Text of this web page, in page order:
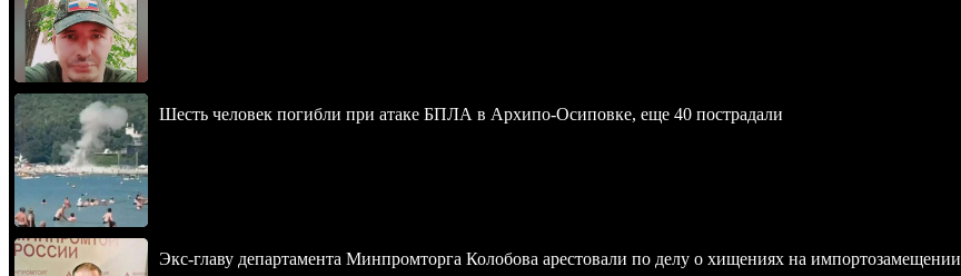
Шесть человек погибли при атаке БПЛА в Архипо-Осиповке, еще 40 пострадали
Экс-главу департамента Минпромторга Колобова арестовали по делу о хищениях на импортозамещении